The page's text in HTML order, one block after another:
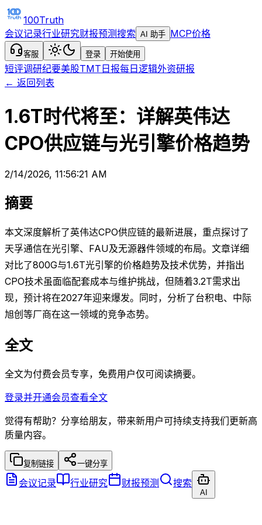
100Truth
会议记录行业研究财报预测搜索 AI 助手 MCP价格
客服 登录 开始使用
短评调研纪要美股TMT日报每日逻辑外资研报
← 返回列表
1.6T时代将至：详解英伟达
CPO供应链与光引擎价格趋势
2/14/2026, 11:56:21 AM
摘要
本文深度解析了英伟达CPO供应链的最新进展，重点探讨了
天孚通信在光引擎、FAU及无源器件领域的布局。文章详细
对比了800G与1.6T光引擎的价格趋势及技术优势，并指出
CPO技术虽面临配套成本与维护挑战，但随着3.2T需求出
现，预计将在2027年迎来爆发。同时，分析了台积电、中际
旭创等厂商在这一领域的竞争态势。
全文
全文为付费会员专享，免费用户仅可阅读摘要。
登录并开通会员查看全文
觉得有帮助？分享给朋友，带来新用户可持续支持我们更新高
质量内容。
复制链接 一键分享
会议记录 行业研究 财报预测 搜索
AI